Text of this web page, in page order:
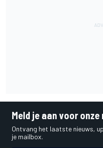
Meld je aan voor
Ontvang het laatste nieuws,
je mailbox.